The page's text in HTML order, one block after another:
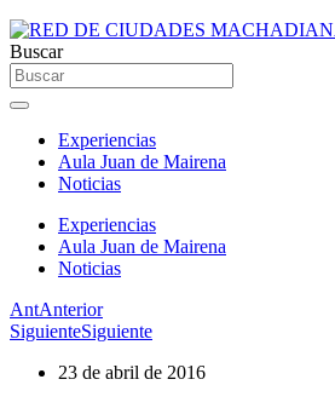
Buscar
Experiencias
Aula Juan de Mairena
Noticias
Experiencias
Aula Juan de Mairena
Noticias
AntAnterior
SiguienteSiguiente
23 de abril de 2016